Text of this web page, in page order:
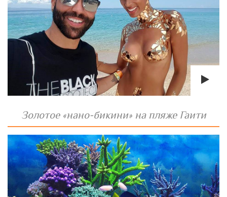
Золотое «нано-бикини» на пляже Гаити